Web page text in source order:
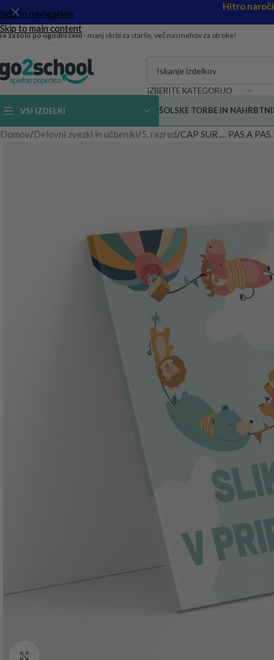
Skip to navigation
Skip to main content
Hitro
za šolo po ugodni ceni - manj skrbi za starše, več nasmehov za otroke!
IZBERITE KATEGORIJO
VSI IZDELKI ŠOLSKE TORBE IN
Domov Delovni zvezki in učbeniki 5. razred CAP SUR … PAS A